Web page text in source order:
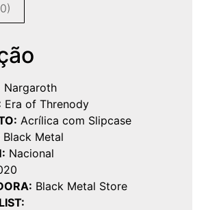
Nargaroth
Era of Threnody
Acrílica com Slipcase
Black Metal
Nacional
Black Metal Store